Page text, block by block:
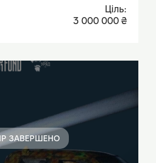
Ціль:
3 000 000 ₴
ЗАВЕРШЕНО